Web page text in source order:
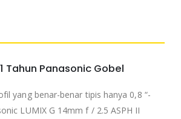
Tahun Panasonic Gobel
yang benar-benar tipis hanya 0,8 “-
LUMIX G 14mm f / 2.5 ASPH II